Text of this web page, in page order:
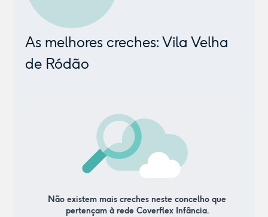
As melhores creches: Vila Velha
de Ródão
Não existem mais creches neste concelho que
pertençam à rede Coverflex Infância.